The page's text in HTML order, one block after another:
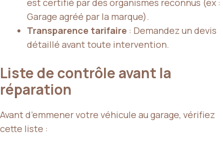
Garage agréé par la marque).
Transparence tarifaire : Demandez un devis
détaillé avant toute intervention.
Liste de contrôle avant la
réparation
Avant d’emmener votre véhicule au garage, vérifiez
cette liste :